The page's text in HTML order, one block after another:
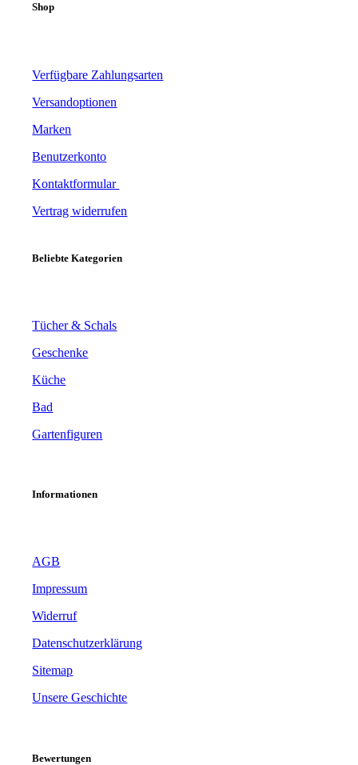
Shop
Verfügbare Zahlungsarten
Versandoptionen
Marken
Benutzerkonto
Kontaktformular
Vertrag widerrufen
Beliebte Kategorien
Tücher & Schals
Geschenke
Küche
Bad
Gartenfiguren
Informationen
AGB
Impressum
Widerruf
Datenschutzerklärung
Sitemap
Unsere Geschichte
Bewertungen